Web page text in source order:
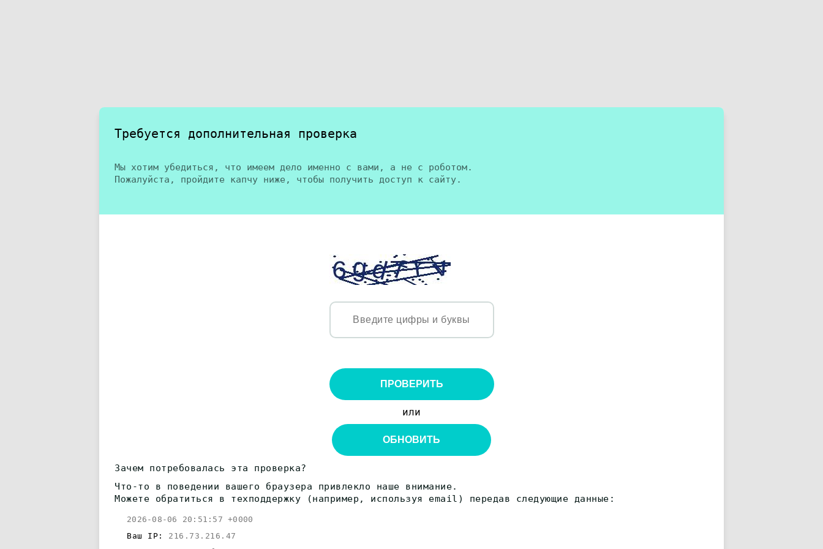
Требуется дополнительная проверка
Мы хотим убедиться, что имеем дело именно с вами, а не с роботом.
Пожалуйста, пройдите капчу ниже, чтобы получить доступ к сайту.
ПРОВЕРИТЬ
или
ОБНОВИТЬ
Зачем потребовалась эта проверка?
Что-то в поведении вашего браузера привлекло наше внимание.
Можете обратиться в техподдержку (например, используя email) передав следующие данные:
2026-08-06 20:51:57 +0000
Ваш IP: 216.73.216.47